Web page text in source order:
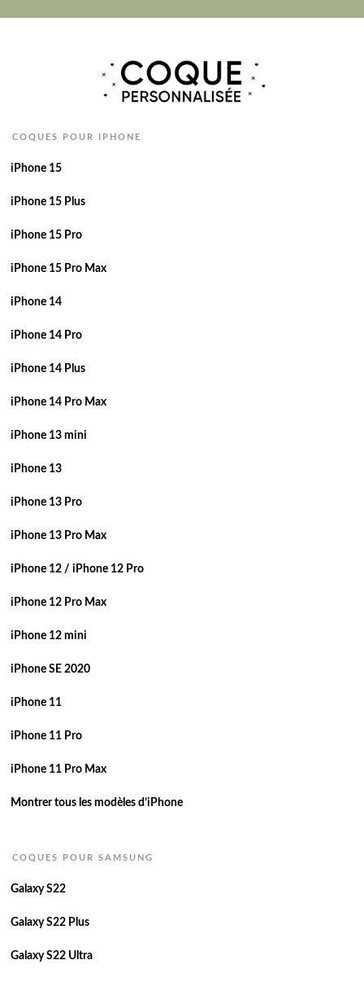
COQUES POUR IPHONE
iPhone 15
iPhone 15 Plus
iPhone 15 Pro
iPhone 15 Pro Max
iPhone 14
iPhone 14 Pro
iPhone 14 Plus
iPhone 14 Pro Max
iPhone 13 mini
iPhone 13
iPhone 13 Pro
iPhone 13 Pro Max
iPhone 12 / iPhone 12 Pro
iPhone 12 Pro Max
iPhone 12 mini
iPhone SE 2020
iPhone 11
iPhone 11 Pro
iPhone 11 Pro Max
Montrer tous les modèles d’iPhone
COQUES POUR SAMSUNG
Galaxy S22
Galaxy S22 Plus
Galaxy S22 Ultra